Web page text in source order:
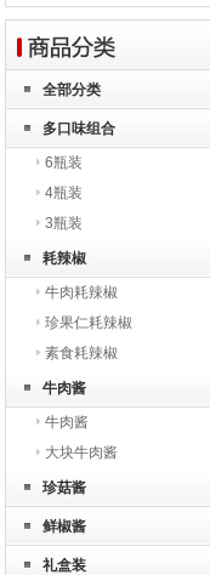
全部分类
多口味组合
6瓶装
4瓶装
3瓶装
耗辣椒
牛肉耗辣椒
珍果仁耗辣椒
素食耗辣椒
牛肉酱
牛肉酱
大块牛肉酱
珍菇酱
鲜椒酱
礼盒装